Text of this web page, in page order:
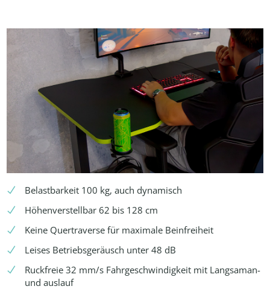
Belastbarkeit 100 kg, auch dynamisch
Höhenverstellbar 62 bis 128 cm
Keine Quertraverse für maximale Beinfreiheit
Leises Betriebsgeräusch unter 48 dB
Ruckfreie 32 mm/s Fahrgeschwindigkeit mit Langsaman-
und auslauf